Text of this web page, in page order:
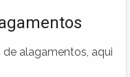
de alagamentos, aqui